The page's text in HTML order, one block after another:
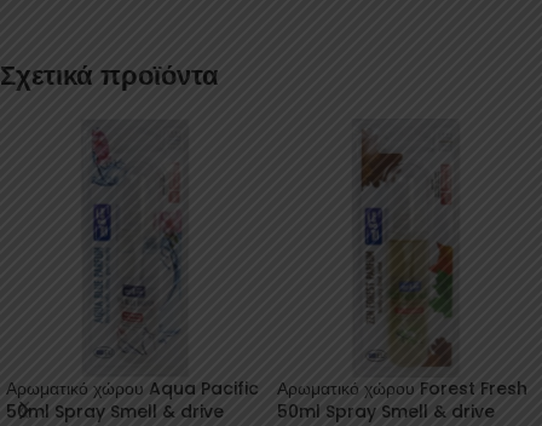
Σχετικά προϊόντα
Αρωματικό χώρου Aqua Pacific
50ml Spray Smell & drive
Αρωματικό χώρου Forest Fresh
50ml Spray Smell & drive